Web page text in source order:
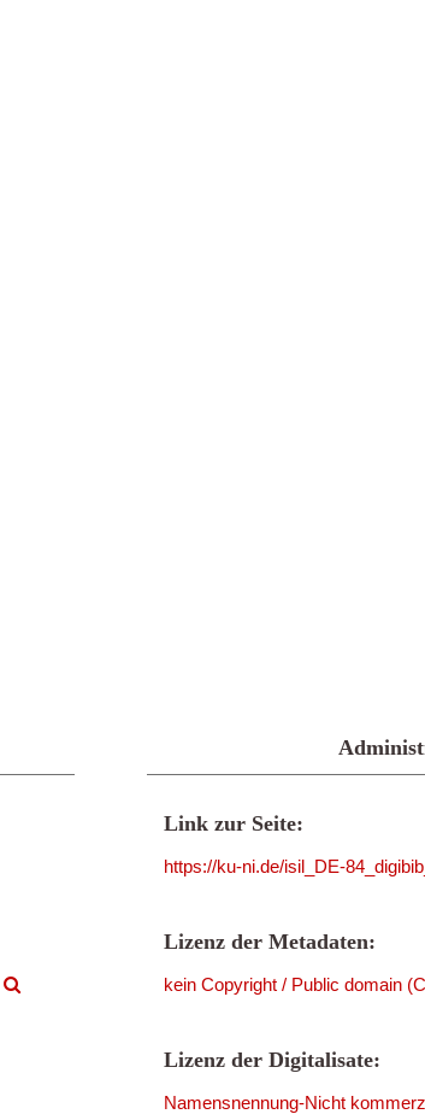
Link zur Seite:
https://ku-ni.de/isil_DE-
Lizenz der Metadaten:
kein Copyright / Public domain
Lizenz der Digitalisate:
Namensnennung-Nicht